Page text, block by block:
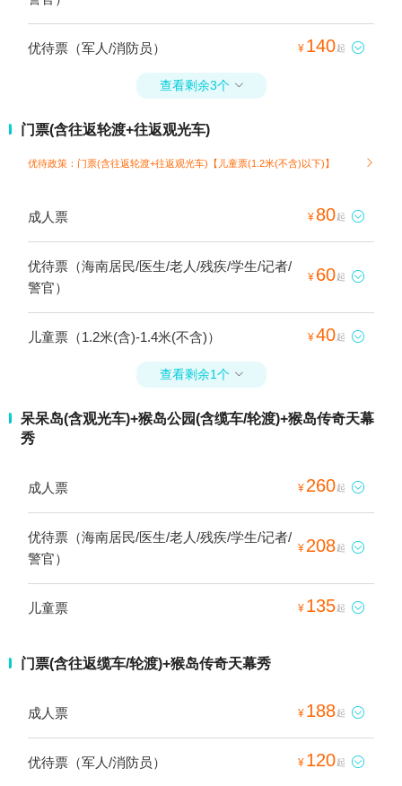
优待票（军人/消防员） ¥ 140起 
查看剩余3个 
门票(含往返轮渡+往返观光车)
优待政策：门票(含往返轮渡+往返观光车)【儿童票(1.2米(不含)以下)】 
成人票 ¥ 80起 
优待票（海南居民/医生/老人/残疾/学生/记者/
警官）
¥ 60起 
儿童票（1.2米(含)-1.4米(不含)） ¥40起 
查看剩余1个 
呆呆岛(含观光车)+猴岛公园(含缆车/轮渡)+猴岛传奇天幕
秀
成人票 ¥ 260起 
优待票（海南居民/医生/老人/残疾/学生/记者/
警官）
¥ 208起 
儿童票 ¥ 135起 
门票(含往返缆车/轮渡)+猴岛传奇天幕秀
成人票 ¥ 188起 
优待票（军人/消防员） ¥ 120起 